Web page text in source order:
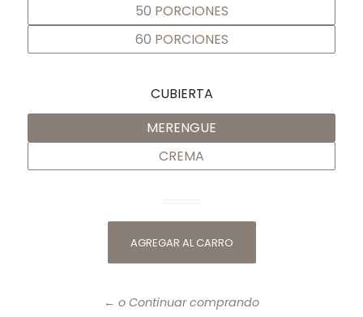
50 PORCIONES
60 PORCIONES
CUBIERTA
MERENGUE
CREMA
← o Continuar comprando